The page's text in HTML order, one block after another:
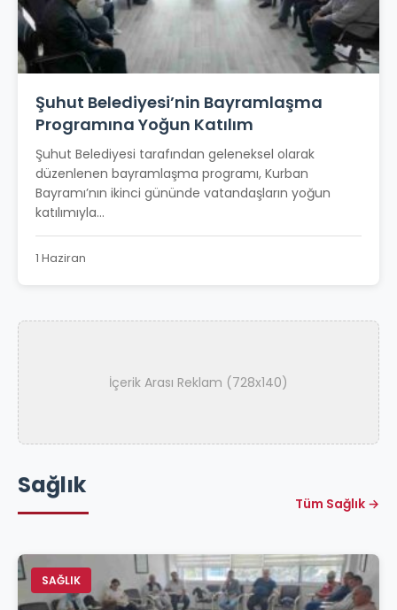
Şuhut Belediyesi’nin Bayramlaşma
Programına Yoğun Katılım
Şuhut Belediyesi tarafından geleneksel olarak
düzenlenen bayramlaşma programı, Kurban
Bayramı’nın ikinci gününde vatandaşların yoğun
katılımıyla...
1 Haziran
İçerik Arası Reklam (728x140)
Sağlık
Tüm Sağlık →
SAĞLIK